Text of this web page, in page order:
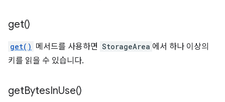
get()
get() 메서드를 사용하면 StorageArea 에서 하나 이상의
키를 읽을 수 있습니다.
getBytesInUse()